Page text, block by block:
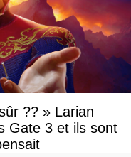
?? » Larian
Gate 3 et ils sont